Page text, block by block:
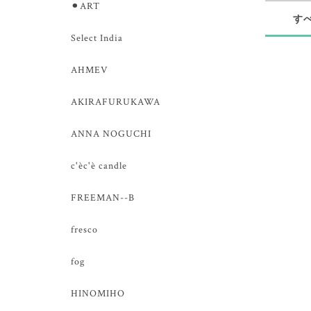
す
⚫︎ART
Select India
AHMEV
AKIRAFURUKAWA
ANNA NOGUCHI
c'èc'è candle
FREEMAN--B
fresco
fog
HINOMIHO